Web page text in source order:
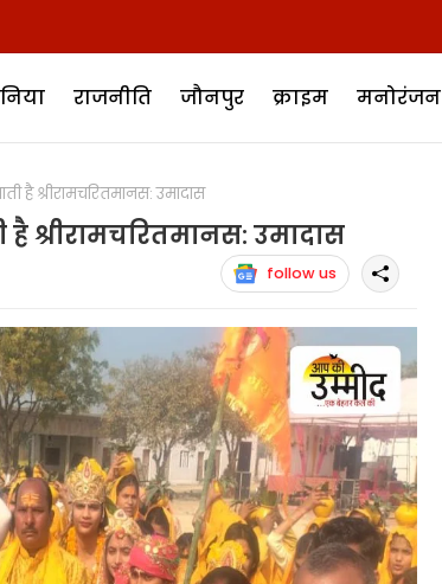
राजनीति जौनपुर क्राइम मनोरंजन
श्रीरामचरितमानस: उमादास
श्रीरामचरितमानस: उमादास
follow us